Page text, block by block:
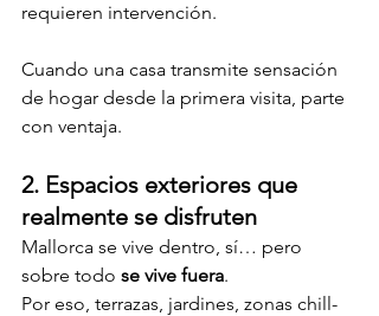
requieren intervención.
Cuando una casa transmite sensación
de hogar desde la primera visita, parte
con ventaja.
2. Espacios exteriores que
realmente se disfruten
Mallorca se vive dentro, sí… pero
sobre todo se vive fuera.
Por eso, terrazas, jardines, zonas chill-